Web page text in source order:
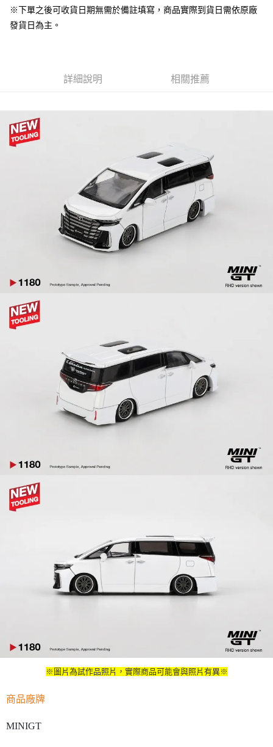
流程，驗證手機門號後，選擇欲分期的期數、繳款截止日，確認付款後即完
成交易。
【繳款方式說明】
2.透過簡訊連結打開帳單後，可選擇「超商條碼／台灣大直營門市／銀行轉
帳／街口支付／iPASS MONEY」等通路繳費。
【注意事項】
1.本服務係由「台灣大哥大股份有限公司」（以下簡稱本公司）所提供，讓
用戶於交易時，得透過本服務購買商品或服務，並由商店將買賣／分期付款
買賣價金債權讓與本公司後，依約使用本公司帳單繳交帳款。
2.基於同意付款使用「大哥付你分期」之契約關係目的，商店將以您的個人
資料（包含姓名、電話或地址）提供予台灣大哥大進項蒐集、處理及利用，
由本公司與您本人進行分期帳單所需資料之確認、核對及更正。
3.完整用戶服務條款，請詳閱以下連結：
https://oppay.tw/userRule
運送方式
預購-付款後全家取貨(舊)
預購-7-11取貨付款(舊)
每筆NT$90，滿NT$3,000(含以上)免運費
每筆NT$90，滿NT$3,000(含以上)免運費
每筆NT$120，滿NT$3,000(含以上)免運費
預購-宅配(離島)(舊)
每筆NT$160，滿NT$3,000(含以上)免運費
※下單之後可收貨日期無需於備註填寫，商品實際到貨日需依原廠
發貨日為主。
詳細說明 相關推薦
※圖片為試作品照片，實際商品可能會與照片有異※
商品廠牌
MINIGT